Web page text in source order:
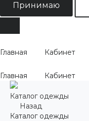
Принимаю
Главная Кабинет
Главная Кабинет
Каталог одежды
Назад
Каталог одежды